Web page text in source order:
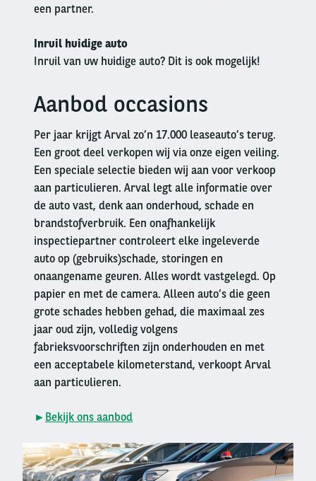
een partner.
Inruil huidige auto
Inruil van uw huidige auto? Dit is ook mogelijk!
columnAanbod occasions
Per jaar krijgt Arval zo’n 17.000 leaseauto’s terug.
Een groot deel verkopen wij via onze eigen veiling.
Een speciale selectie bieden wij aan voor verkoop
aan particulieren. Arval legt alle informatie over
de auto vast, denk aan onderhoud, schade en
brandstofverbruik. Een onafhankelijk
inspectiepartner controleert elke ingeleverde
auto op (gebruiks)schade, storingen en
onaangename geuren. Alles wordt vastgelegd. Op
papier en met de camera. Alleen auto’s die geen
grote schades hebben gehad, die maximaal zes
jaar oud zijn, volledig volgens
fabrieksvoorschriften zijn onderhouden en met
een acceptabele kilometerstand, verkoopt Arval
aan particulieren.
► Bekijk ons aanbod
Right
column